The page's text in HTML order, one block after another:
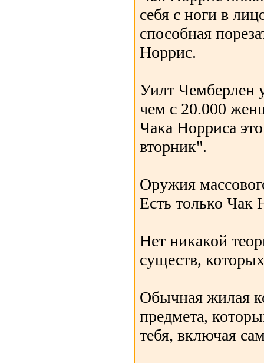
себя с ноги в
способная
Норрис.
Уилт Чемберлен
чем с 20.000
Чака Норриса
вторник".
Оружия
Есть только Чак
Нет никакой
существ,
Обычная жилая
предмета,
тебя, включая